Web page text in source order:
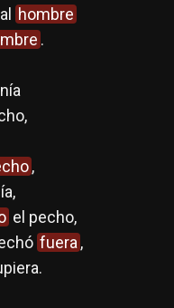
hombre
.
,
el pecho,
fuera,